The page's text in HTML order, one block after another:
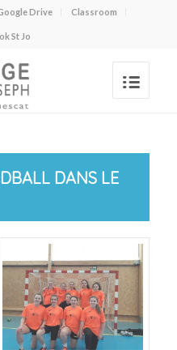
Drive Classroom
St Jo
DANS LE